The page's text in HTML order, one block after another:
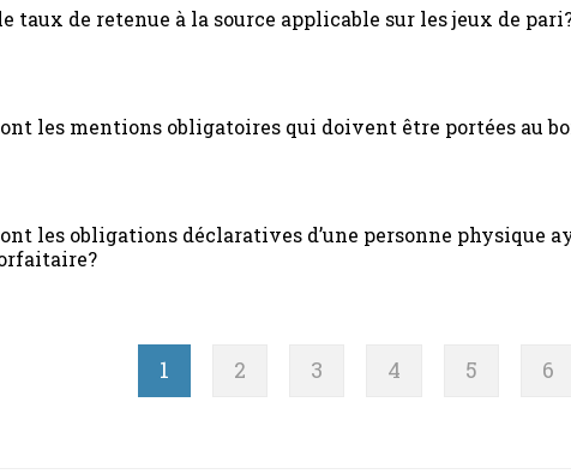
taux de retenue à la source applicable sur les jeux de
les mentions obligatoires qui doivent être portées au
les obligations déclaratives d’une personne physique
Page
1 Page
2 Page
3 Page
4 Page
5 6